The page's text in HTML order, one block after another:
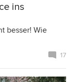
ins
besser! Wie
17